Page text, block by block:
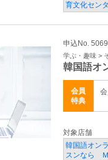
育文化セン
申込No.
学ぶ・趣味 >
韓国語オ
会員
特典
対象店舗
韓国語オン
スンなら